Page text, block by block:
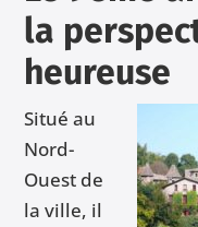
la
heureuse
Situé au
Nord-
Ouest de
la ville, il